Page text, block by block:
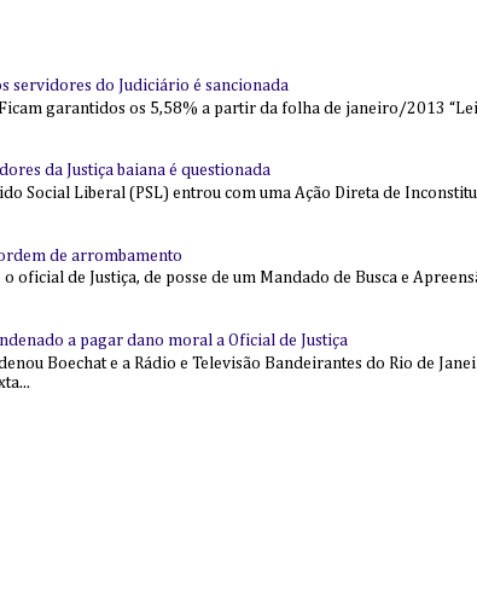
servidores do Judiciário é sancionada
garantidos os 5,58% a partir da folha de janeiro/2013
da Justiça baiana é questionada
Social Liberal (PSL) entrou com uma Ação Direta de
de arrombamento
oficial de Justiça, de posse de um Mandado de Busca e
a pagar dano moral a Oficial de Justiça
Boechat e a Rádio e Televisão Bandeirantes do Rio de